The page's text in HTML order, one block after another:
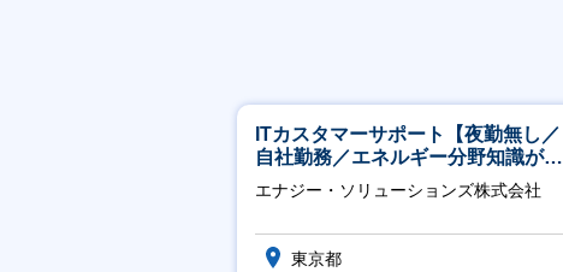
ITカスタマーサポート【夜勤無し／
自社勤務／エネルギー分野知識が身
につきます】
エナジー・ソリューションズ株式会社
東京都